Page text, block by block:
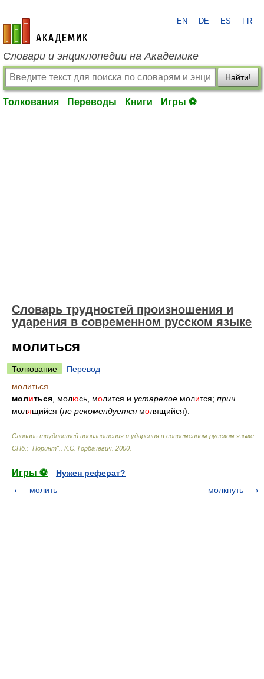
academic.ru
EN DE ES FR
Словари и энциклопедии на Академике
Найти!
Толкования Переводы Книги Игры ⚽
Словарь трудностей произношения и
ударения в современном русском языке
молиться
Толкование
Перевод
молиться
молиться , молюсь, молится и устарелое молится; прич
молящийся (не рекомендуетсямолящийся).
Словарь трудностей произношения и ударения в современном русском языке. -
СПб.: "Норинт".
К.С. Горбачевич 2000
Игры ⚽
Нужен реферат?
молить
молкнуть